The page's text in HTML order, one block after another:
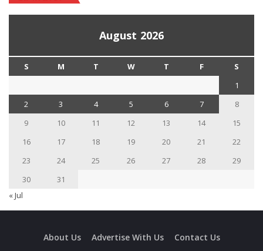
August 2026
S M T W T F
S
1
2
3 4 5 6 7
8
9
10 11 12 13 14
15
16
17 18 19 20 21
22
23
24 25 26 27 28
29
30
31
« Jul
About Us Advertise With Us Contact Us